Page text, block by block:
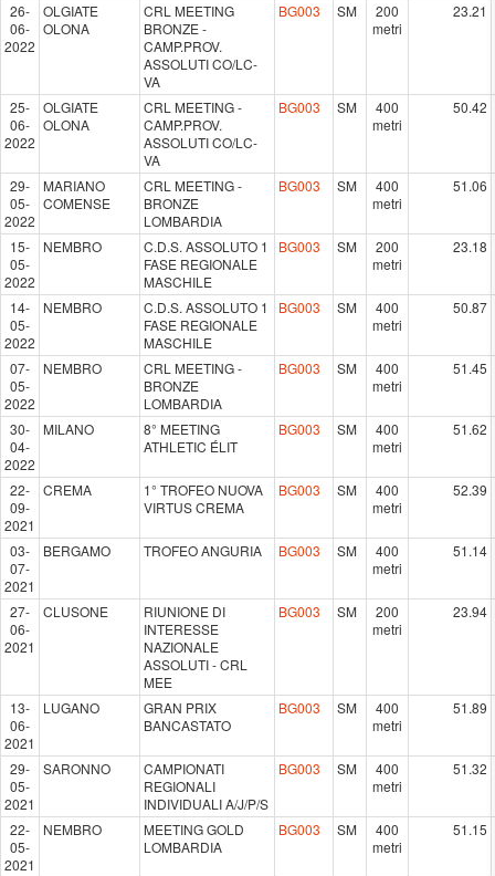
26-
06-
2022
OLGIATE
OLONA
CRL MEETING
BRONZE -
CAMP.PROV.
ASSOLUTI CO/LC-
VA
BG003 SM
200
metri
23.21
25-
06-
2022
OLGIATE
OLONA
CRL MEETING -
CAMP.PROV.
ASSOLUTI CO/LC-
VA
BG003 SM
400
metri
50.42
29-
05-
2022
MARIANO
COMENSE
CRL MEETING -
BRONZE
LOMBARDIA
BG003 SM
400
metri
51.06
15-
05-
2022
NEMBRO
C.D.S. ASSOLUTO 1
FASE REGIONALE
MASCHILE
BG003 SM
200
metri
23.18
14-
05-
2022
NEMBRO
C.D.S. ASSOLUTO 1
FASE REGIONALE
MASCHILE
BG003 SM
400
metri
50.87
07-
05-
2022
NEMBRO
CRL MEETING -
BRONZE
LOMBARDIA
BG003 SM
400
metri
51.45
30-
04-
2022
MILANO
8° MEETING
ATHLETIC ÉLIT
BG003 SM
400
metri
51.62
22-
09-
2021
CREMA
1° TROFEO NUOVA
VIRTUS CREMA
BG003 SM
400
metri
52.39
03-
07-
2021
BERGAMO TROFEO ANGURIA BG003 SM
400
metri
51.14
27-
06-
2021
CLUSONE
RIUNIONE DI
INTERESSE
NAZIONALE
ASSOLUTI - CRL
MEE
BG003 SM
200
metri
23.94
13-
06-
2021
LUGANO
GRAN PRIX
BANCASTATO
BG003 SM
400
metri
51.89
29-
05-
2021
SARONNO
CAMPIONATI
REGIONALI
INDIVIDUALI A/J/P/S
BG003 SM
400
metri
51.32
22-
05-
2021
NEMBRO
MEETING GOLD
LOMBARDIA
BG003 SM
400
metri
51.15